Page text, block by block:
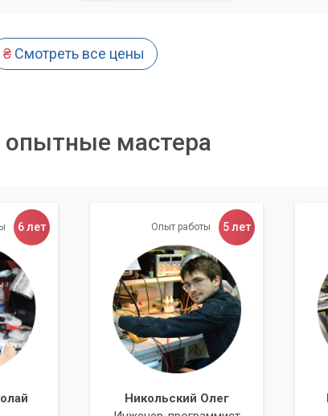
является необходимым элементом в
роль в работе компаний. Однако, не
IT-отдел.
₴ Смотреть все цены
мастера
6 лет Опыт работы 5 лет
Никольский Олег